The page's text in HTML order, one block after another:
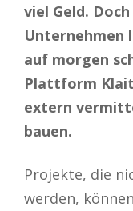
viel Geld.
Unternehmen
auf morgen
Plattform
extern
bauen.
Projekte, die
werden,